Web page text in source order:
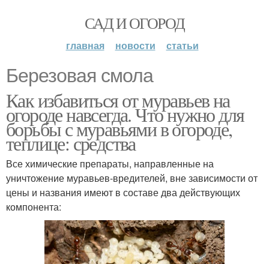
САД И ОГОРОД
главная новости статьи
Березовая смола
Как избавиться от муравьев на
огороде навсегда. Что нужно для
борьбы с муравьями в огороде,
теплице: средства
Все химические препараты, направленные на
уничтожение муравьев-вредителей, вне зависимости от
цены и названия имеют в составе два действующих
компонента: